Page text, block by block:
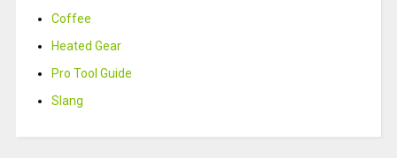
Coffee
Heated Gear
Pro Tool Guide
Slang